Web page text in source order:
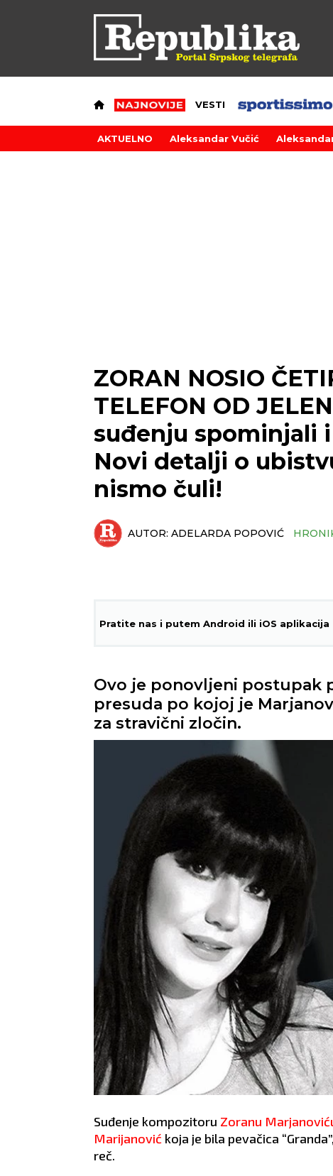
VESTI
AKTUELNO Aleksandar Vučić
ZORAN NOSIO
TELEFON OD
suđenju spominjali
Novi detalji o
nismo čuli!
AUTOR: ADELARDA POPOVIĆ
Pratite nas i putem Android ili iOS aplikacija
Ovo je ponovljeni postupak
presuda po kojoj je
za stravični zločin.
Suđenje kompozitoru Zoranu
Marijanović koja je bila pevačica
reč.